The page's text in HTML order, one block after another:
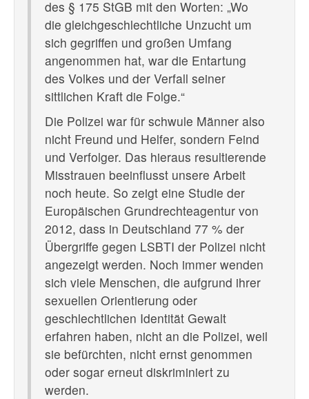
des § 175 StGB mit den Worten: „Wo
die gleichgeschlechtliche Unzucht um
sich gegriffen und großen Umfang
angenommen hat, war die Entartung
des Volkes und der Verfall seiner
sittlichen Kraft die Folge.“
Die Polizei war für schwule Männer also
nicht Freund und Helfer, sondern Feind
und Verfolger. Das hieraus resultierende
Misstrauen beeinflusst unsere Arbeit
noch heute. So zeigt eine Studie der
Europäischen Grundrechteagentur von
2012, dass in Deutschland 77 % der
Übergriffe gegen LSBTI der Polizei nicht
angezeigt werden. Noch immer wenden
sich viele Menschen, die aufgrund ihrer
sexuellen Orientierung oder
geschlechtlichen Identität Gewalt
erfahren haben, nicht an die Polizei, weil
sie befürchten, nicht ernst genommen
oder sogar erneut diskriminiert zu
werden.